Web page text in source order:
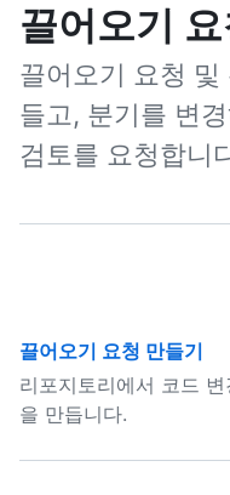
끌어오기
끌어오기 요청
들고, 분기를 변
검토를 요청합니
끌어오기 요청 만들기
리포지토리에서 코드
을 만듭니다.